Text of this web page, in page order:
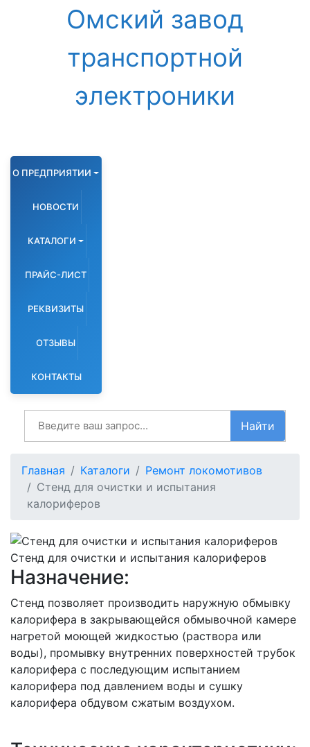
Омский завод
транспортной
электроники
О ПРЕДПРИЯТИИ
НОВОСТИ
КАТАЛОГИ
ПРАЙС-ЛИСТ
РЕКВИЗИТЫ
ОТЗЫВЫ
КОНТАКТЫ
Найти
Главная Каталоги
Ремонт локомотивов
Стенд для очистки и испытания
калориферов
Стенд для очистки и испытания калориферов
Назначение:
Стенд позволяет производить наружную обмывку
калорифера в закрывающейся обмывочной камере
нагретой моющей жидкостью (раствора или
воды), промывку внутренних поверхностей трубок
калорифера с последующим испытанием
калорифера под давлением воды и сушку
калорифера обдувом сжатым воздухом.